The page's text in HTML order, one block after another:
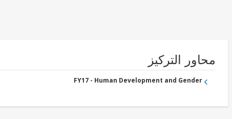
محاور التركيز
FY17 - Human Development and Gender